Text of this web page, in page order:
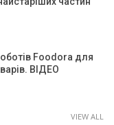
Foodora для
ВІДЕО
VIEW ALL